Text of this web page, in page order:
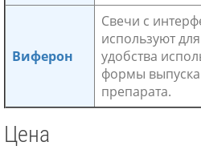
Виферон
Свечи с
используют
удобства
формы
препарата.
Цена